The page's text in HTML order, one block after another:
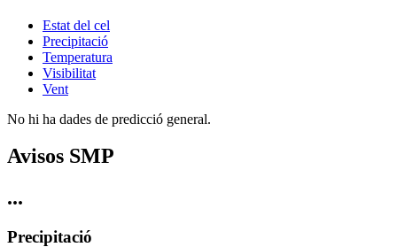
Estat del cel
Precipitació
Temperatura
Visibilitat
Vent
No hi ha dades de predicció general.
Avisos SMP
...
Precipitació